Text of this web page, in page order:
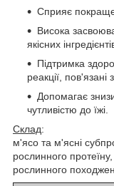
Сприяє
Висока
якісних
Підтримка
реакції, пов'язані
Допомагає
чутливістю до їжі.
Склад:
м'ясо та м'ясні
рослинного
рослинного